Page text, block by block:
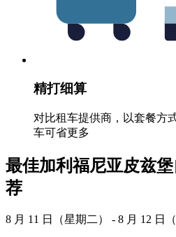
精打细算
对比租车提供商，以套餐方
车可省更多
最佳加利福尼亚皮兹
荐
8 月 11 日（星期二） - 8 月 12 日（